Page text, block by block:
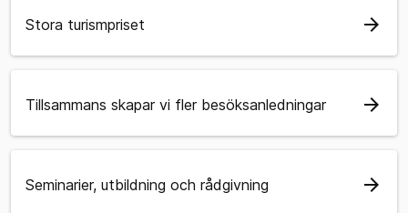
Stora turismpriset arrow_forward
Tillsammans skapar vi fler besöksanledningar arrow_forward
Seminarier, utbildning och rådgivning arrow_forward